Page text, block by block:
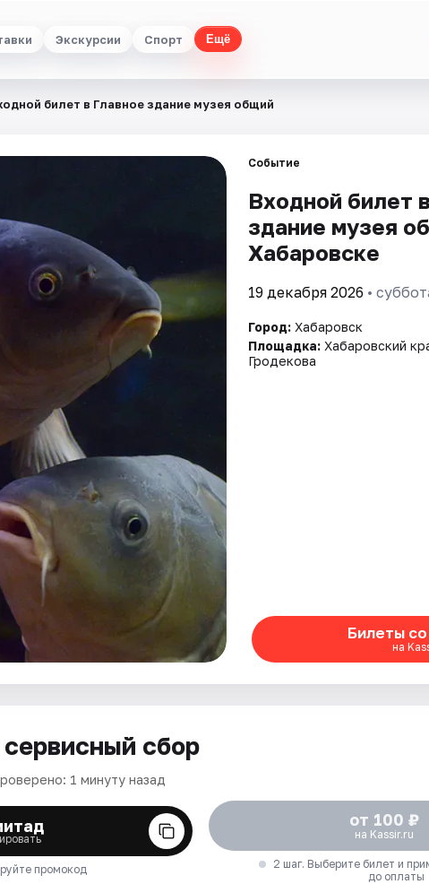
Экскурсии Спорт Ещё
билет в Главное здание музея общий
Событие
Входной билет
здание музея
Хабаровске
19 декабря 2026 •
Город: Хабаровск
Площадка: Хабаровский
Гродекова
Билеты
на
сбор
1 минуту назад
промокод
от 100 ₽
на Kassir.ru
2 шаг. Выберите билет и
до оплаты